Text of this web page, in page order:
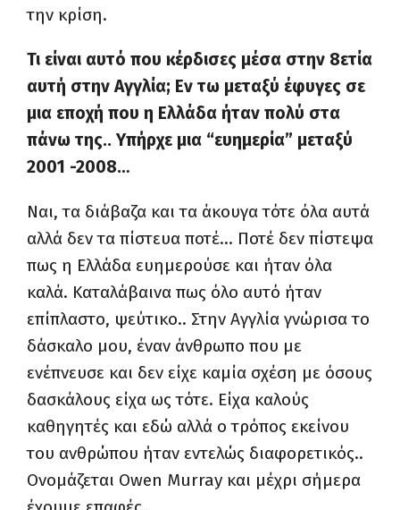
την κρίση.
Τι είναι αυτό που κέρδισες μέσα στην 8ετία
αυτή στην Αγγλία; Εν τω μεταξύ έφυγες σε
μια εποχή που η Ελλάδα ήταν πολύ στα
πάνω της.. Υπήρχε μια “ευημερία” μεταξύ
2001 -2008…
Ναι, τα διάβαζα και τα άκουγα τότε όλα αυτά
αλλά δεν τα πίστευα ποτέ… Ποτέ δεν πίστεψα
πως η Ελλάδα ευημερούσε και ήταν όλα
καλά. Καταλάβαινα πως όλο αυτό ήταν
επίπλαστο, ψεύτικο.. Στην Αγγλία γνώρισα το
δάσκαλο μου, έναν άνθρωπο που με
ενέπνευσε και δεν είχε καμία σχέση με όσους
δασκάλους είχα ως τότε. Είχα καλούς
καθηγητές και εδώ αλλά ο τρόπος εκείνου
του ανθρώπου ήταν εντελώς διαφορετικός..
Ονομάζεται Owen Murray και μέχρι σήμερα